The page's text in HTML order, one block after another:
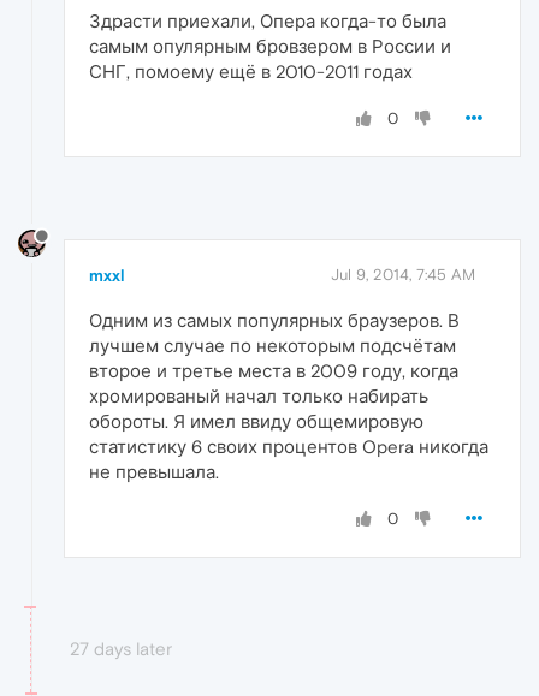
Здрасти приехали, Опера когда-то была
самым опулярным бровзером в России и
СНГ, помоему ещё в 2010-2011 годах
0
mxxl Jul 9, 2014, 7:45 AM
Одним из самых популярных браузеров. В
лучшем случае по некоторым подсчётам
второе и третье места в 2009 году, когда
хромированый начал только набирать
обороты. Я имел ввиду общемировую
статистику 6 своих процентов Opera никогда
не превышала.
0
27 days later